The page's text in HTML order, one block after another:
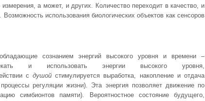
измерения, а может, и других. Количество переходит в качество, и
использования биологических объектов как сенсоров
сознанием энергий высокого уровня и времени –
и использовать энергии высокого уровня,
сдушой стимулируется выработка, накопление и отдача
регуляции жизни). Эта энергия позволяет движение по
симбионтов памяти). Вероятностное состояние будущего,